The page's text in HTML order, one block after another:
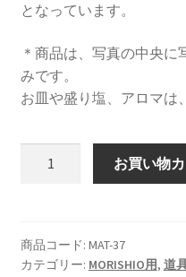
となっています。
＊商品は、写真の中央
みです。
お皿や盛り塩、アロマは
角
形
お買い物
商品コード: MAT-37
カテゴリー: MORISHIO用, 道